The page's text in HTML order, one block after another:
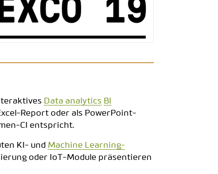
Data analytics BI
Report oder als PowerPoint-
CI entspricht.
KI- und Machine Learning-
oder IoT-Module präsentieren